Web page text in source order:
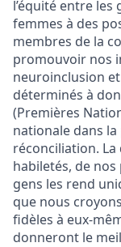
l’équité entre
femmes à des
membres de la
promouvoir nos
neuroinclusion
déterminés à
(Premières
nationale dans
réconciliation. La
habiletés, de
gens les rend
que nous
fidèles à eux-
donneront le